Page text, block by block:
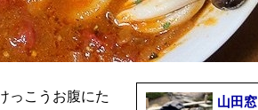
っこうお腹にた 山田窓